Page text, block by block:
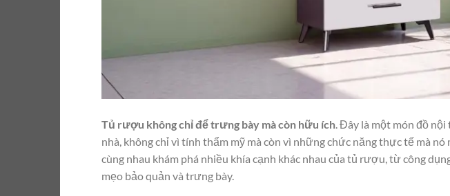
Tủ rượu không chỉ để trưng bày mà còn hữu ích. Đây là một món đồ
nhà, không chỉ vì tính thẩm mỹ mà còn vì những chức năng thực tế mà nó
cùng nhau khám phá nhiều khía cạnh khác nhau của tủ rượu, từ công
mẹo bảo quản và trưng bày.